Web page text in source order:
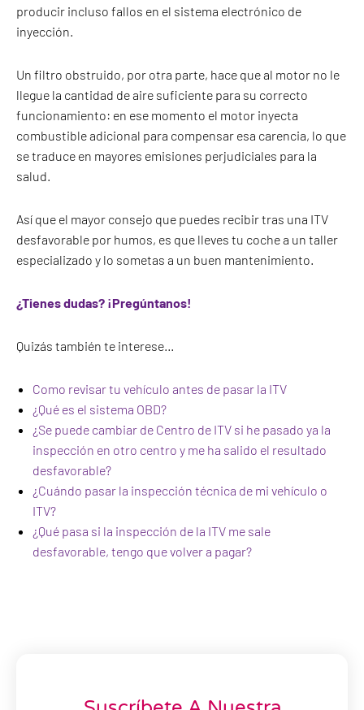
producir incluso fallos en el sistema electrónico de
inyección.
Un filtro obstruido, por otra parte, hace que al motor no le
llegue la cantidad de aire suficiente para su correcto
funcionamiento: en ese momento el motor inyecta
combustible adicional para compensar esa carencia, lo que
se traduce en mayores emisiones perjudiciales para la
salud.
Así que el mayor consejo que puedes recibir tras una ITV
desfavorable por humos, es que lleves tu coche a un taller
especializado y lo sometas a un buen mantenimiento.
¿Tienes dudas? ¡Pregúntanos!
Quizás también te interese…
Como revisar tu vehículo antes de pasar la ITV
¿Qué es el sistema OBD?
¿Se puede cambiar de Centro de ITV si he pasado ya la
inspección en otro centro y me ha salido el resultado
desfavorable?
¿Cuándo pasar la inspección técnica de mi vehículo o
ITV?
¿Qué pasa si la inspección de la ITV me sale
desfavorable, tengo que volver a pagar?